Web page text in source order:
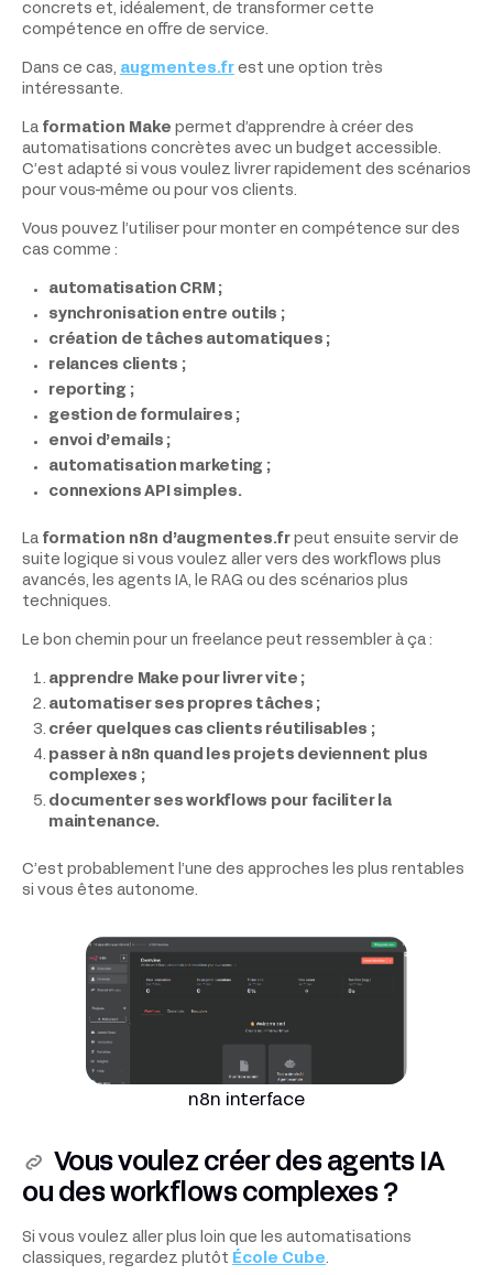
concrets et, idéalement, de transformer cette
compétence en offre de service.
Dans ce cas, augmentes.fr est une option très
intéressante.
La formation Make permet d’apprendre à créer des
automatisations concrètes avec un budget accessible.
C’est adapté si vous voulez livrer rapidement des scénarios
pour vous-même ou pour vos clients.
Vous pouvez l’utiliser pour monter en compétence sur des
cas comme :
automatisation CRM ;
synchronisation entre outils ;
création de tâches automatiques ;
relances clients ;
reporting ;
gestion de formulaires ;
envoi d’emails ;
automatisation marketing ;
connexions API simples.
La formation n8n d’augmentes.fr peut ensuite servir de
suite logique si vous voulez aller vers des workflows plus
avancés, les agents IA, le RAG ou des scénarios plus
techniques.
Le bon chemin pour un freelance peut ressembler à ça :
apprendre Make pour livrer vite ;
automatiser ses propres tâches ;
créer quelques cas clients réutilisables ;
passer à n8n quand les projets deviennent plus
complexes ;
documenter ses workflows pour faciliter la
maintenance.
C’est probablement l’une des approches les plus rentables
si vous êtes autonome.
n8n interface
Vous voulez créer des agents IA
ou des workflows complexes ?
Si vous voulez aller plus loin que les automatisations
classiques, regardez plutôt École Cube.